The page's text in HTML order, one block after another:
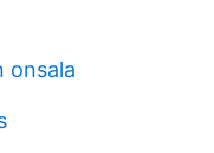
onsala